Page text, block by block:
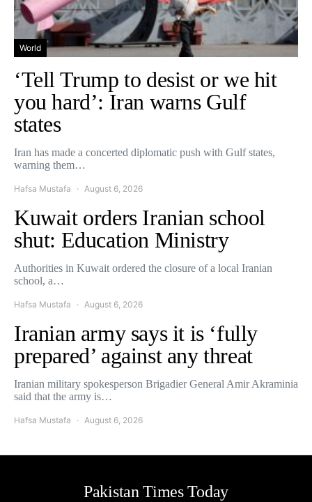
World
‘Tell Trump to desist or we hit
you hard’: Iran warns Gulf
states
Iran has made a concerted diplomatic push with Gulf states,
warning them…
Hafsa Mustafa August 6, 2026
Kuwait orders Iranian school
shut: Education Ministry
Authorities in Kuwait ordered the closure of a local Iranian
school, a…
Hafsa Mustafa August 6, 2026
Iranian army says it is ‘fully
prepared’ against any threat
Iranian military spokesperson Brigadier General Amir Akraminia
said that the army is…
Hafsa Mustafa August 6, 2026
Pakistan Times Today